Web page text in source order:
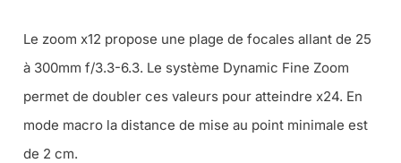
Le zoom x12 propose une plage de focales allant de 25
à 300mm f/3.3-6.3. Le système Dynamic Fine Zoom
permet de doubler ces valeurs pour atteindre x24. En
mode macro la distance de mise au point minimale est
de 2 cm.